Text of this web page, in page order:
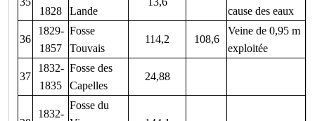
1828
Lande
cause des eaux
36
1829-
1857
Fosse
Touvais
114,2 108,6
Veine de 0,95 m
exploitée
37
1832-
1835
Fosse des
Capelles
24,88
1832-
Fosse du